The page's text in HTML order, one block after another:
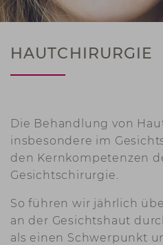
HAUTCHIRURGIE
Die Behandlung von
insbesondere im
den Kernkompetenzen
Gesichtschirurgie.
So führen wir jährlich
an der Gesichtshaut
als einen Schwerpunkt